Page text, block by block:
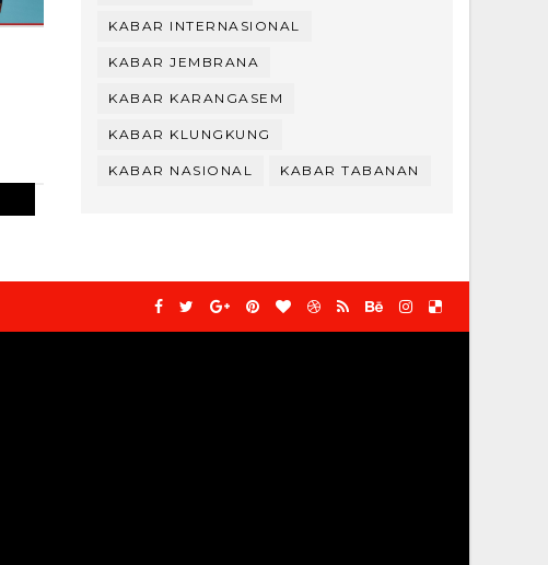
KABAR INTERNASIONAL
KABAR JEMBRANA
KABAR KARANGASEM
KABAR KLUNGKUNG
KABAR NASIONAL KABAR TABANAN